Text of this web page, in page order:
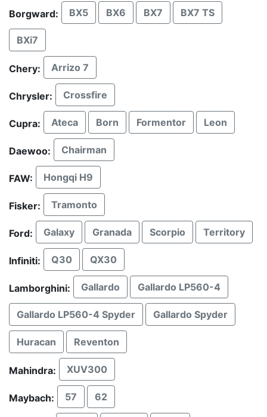
Borgward: BX5 BX6 BX7 BX7 TS
BXi7
Chery: Arrizo 7
Chrysler: Crossfire
Cupra: Ateca Born Formentor Leon
Daewoo: Chairman
FAW: Hongqi H9
Fisker: Tramonto
Ford: Galaxy Granada Scorpio Territory
Infiniti: Q30 QX30
Lamborghini: Gallardo Gallardo LP560-4
Gallardo LP560-4 Spyder Gallardo Spyder
Huracan Reventon
Mahindra: XUV300
Maybach: 57 62